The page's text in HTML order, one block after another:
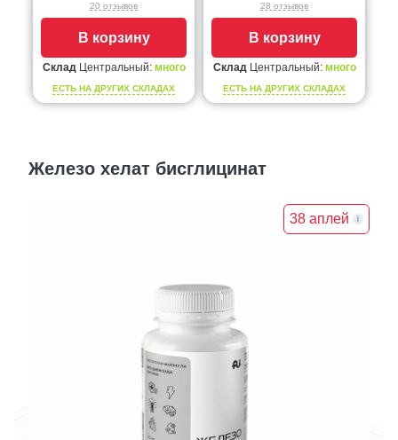
20 отзывов
В корзину
СкладЦентральный: много
ЕСТЬ НА ДРУГИХ СКЛАДАХ
28 отзывов
В корзину
СкладЦентральный: много
ЕСТЬ НА ДРУГИХ СКЛАДАХ
Железо хелат бисглицинат
38 аплей